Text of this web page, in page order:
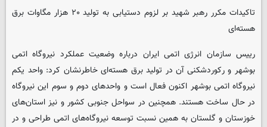
تاکیدات مکرر رهبر شهید بر لزوم دستیابی به تولید ۲۰ هزار مگاوات برق
هسته‌ای
رییس سازمان انرژی اتمی ایران درباره وضعیت عملکرد نیروگاه اتمی
بوشهر و رکوردشکنی آن در تولید برق هسته‌ای خاطرنشان کرد: واحد یکم
نیروگاه اتمی بوشهر اکنون فعال است و واحدهای دوم و سوم این نیروگاه
در حال ساخت هستند. همچنین در سواحل جنوبی کشور و نیز استان‌های
خوزستان و گلستان به همین نسبت توسعه نیروگاه‌های اتمی طراحی و در